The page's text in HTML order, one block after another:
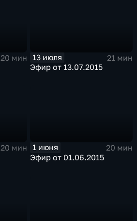
20 мин
13 июля
21 мин
Эфир от 13.07.2015
20 мин
1 июня
20 мин
Эфир от 01.06.2015